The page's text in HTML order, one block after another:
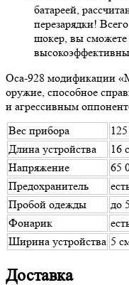
батареей,
перезарядки!
шокер, вы сможете
Оса-928 модификации
оружие, способное
и агрессивным
Вес прибора
Длина устройства
16
Напряжение
65
Предохранитель
Пробой одежды
до
Фонарик
Ширина устройства 5
Доставка